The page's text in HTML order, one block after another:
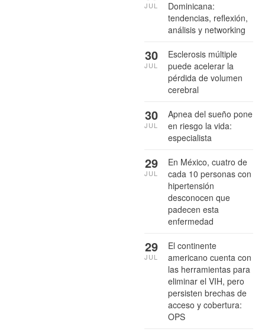
Dominicana:
tendencias, reflexión,
análisis y networking
JUL
Esclerosis múltiple
puede acelerar la
pérdida de volumen
cerebral
30
JUL
Apnea del sueño pone
en riesgo la vida:
especialista
30
JUL
En México, cuatro de
cada 10 personas con
hipertensión
desconocen que
padecen esta
enfermedad
29
JUL
El continente
americano cuenta con
las herramientas para
eliminar el VIH, pero
persisten brechas de
acceso y cobertura:
OPS
29
JUL